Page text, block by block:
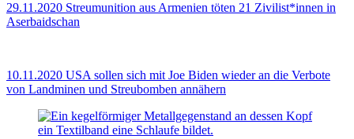
29.11.2020 Streumunition aus Armenien töten 21 Zivilist*innen in
Aserbaidschan
10.11.2020 USA sollen sich mit Joe Biden wieder an die Verbote
von Landminen und Streubomben annähern